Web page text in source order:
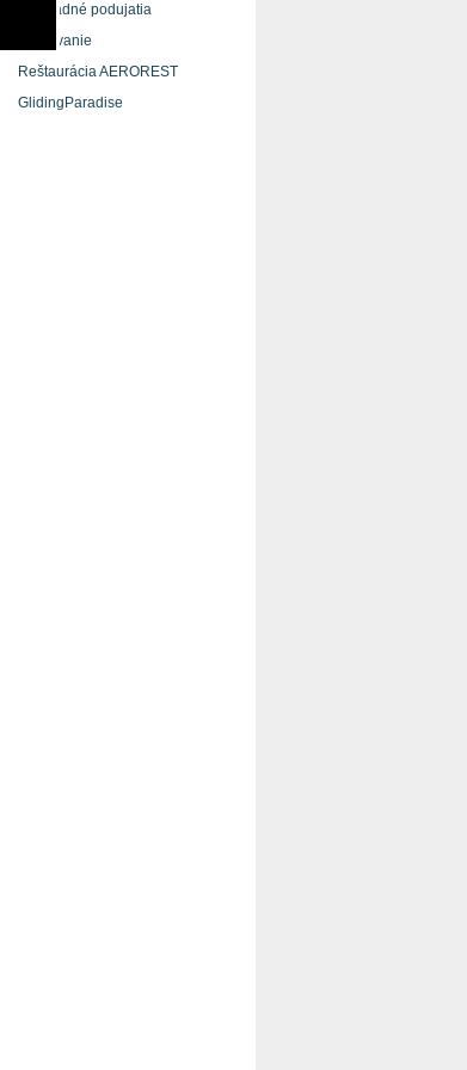
Hromadné podujatia
Ubytovanie
Reštaurácia AEROREST
GlidingParadise